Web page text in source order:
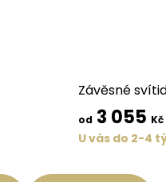
Závěsné
od 3 055 Kč
U vás do 2-4